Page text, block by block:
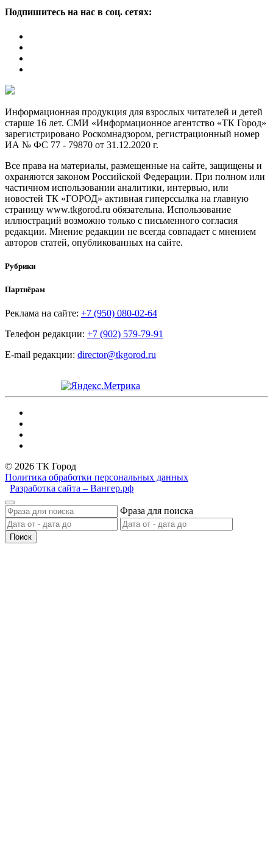
Подпишитесь на нас в соц. сетях:
Информационная продукция для взрослых читателей и детей
старше 16 лет. СМИ «Информационное агентство «ТК Город»
зарегистрировано Роскомнадзором, регистрационный номер
ИА № ФС 77 - 79870 от 31.12.2020 г.
Все права на материалы, размещенные на сайте, защищены и
охраняются законом Российской Федерации. При полном или
частичном использовании аналитики, интервью, или
новостей ТК «ГОРОД» активная гиперссылка на главную
страницу www.tkgorod.ru обязательна. Использование
иллюстраций возможно только с письменного согласия
редакции. Мнение редакции не всегда совпадает с мнением
авторов статей, опубликованных на сайте.
Рубрики
Партнёрам
Реклама на сайте: +7 (950) 080-02-64
Телефон редакции: +7 (902) 579-79-91
E-mail редакции: director@tkgorod.ru
© 2026 ТК Город
Политика обработки персональных данных
Разработка сайта – Вангер.рф
Фраза для поиска
Поиск